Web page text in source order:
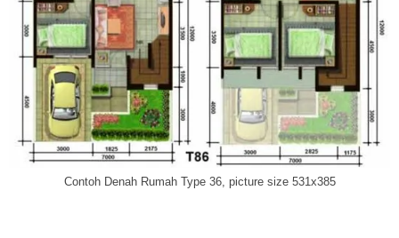
Contoh Denah Rumah Type 36, picture size 531x385